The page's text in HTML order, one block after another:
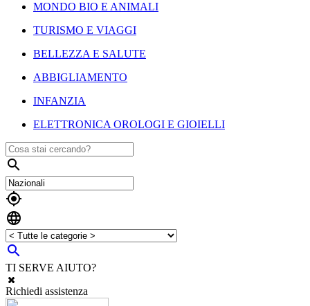
MONDO BIO E ANIMALI
TURISMO E VIAGGI
BELLEZZA E SALUTE
ABBIGLIAMENTO
INFANZIA
ELETTRONICA OROLOGI E GIOIELLI




TI SERVE AIUTO?
Richiedi assistenza